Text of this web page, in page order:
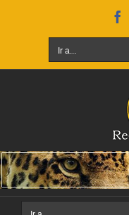
Ir a...